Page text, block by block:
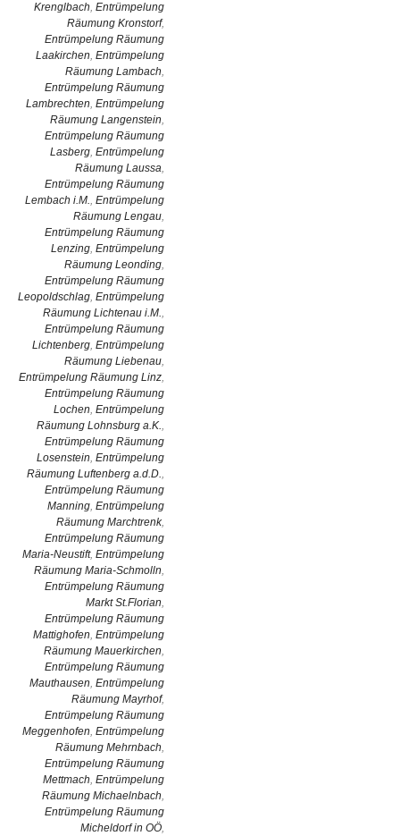
Krenglbach, Entrümpelung
Räumung Kronstorf,
Entrümpelung Räumung
Laakirchen, Entrümpelung
Räumung Lambach,
Entrümpelung Räumung
Lambrechten, Entrümpelung
Räumung Langenstein,
Entrümpelung Räumung
Lasberg, Entrümpelung
Räumung Laussa,
Entrümpelung Räumung
Lembach i.M., Entrümpelung
Räumung Lengau,
Entrümpelung Räumung
Lenzing, Entrümpelung
Räumung Leonding,
Entrümpelung Räumung
Leopoldschlag, Entrümpelung
Räumung Lichtenau i.M.,
Entrümpelung Räumung
Lichtenberg, Entrümpelung
Räumung Liebenau,
Entrümpelung Räumung Linz,
Entrümpelung Räumung
Lochen, Entrümpelung
Räumung Lohnsburg a.K.,
Entrümpelung Räumung
Losenstein, Entrümpelung
Räumung Luftenberg a.d.D.,
Entrümpelung Räumung
Manning, Entrümpelung
Räumung Marchtrenk,
Entrümpelung Räumung
Maria-Neustift, Entrümpelung
Räumung Maria-Schmolln,
Entrümpelung Räumung
Markt St.Florian,
Entrümpelung Räumung
Mattighofen, Entrümpelung
Räumung Mauerkirchen,
Entrümpelung Räumung
Mauthausen, Entrümpelung
Räumung Mayrhof,
Entrümpelung Räumung
Meggenhofen, Entrümpelung
Räumung Mehrnbach,
Entrümpelung Räumung
Mettmach, Entrümpelung
Räumung Michaelnbach,
Entrümpelung Räumung
Micheldorf in OÖ,